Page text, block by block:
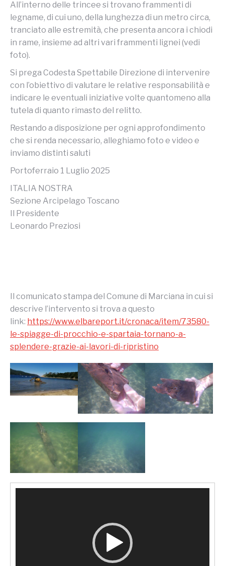
All’interno delle trincee si trovano frammenti di
legname, di cui uno, della lunghezza di un metro circa,
tranciato alle estremità, che presenta ancora i chiodi
in rame, insieme ad altri vari frammenti lignei (vedi
foto).
Si prega Codesta Spettabile Direzione di intervenire
con l’obiettivo di valutare le relative responsabilità e
indicare le eventuali iniziative volte quantomeno alla
tutela di quanto rimasto del relitto.
Restando a disposizione per ogni approfondimento
che si renda necessario, alleghiamo foto e video e
inviamo distinti saluti
Portoferraio 1 Luglio 2025
ITALIA NOSTRA
Sezione Arcipelago Toscano
Il Presidente
Leonardo Preziosi
Il comunicato stampa del Comune di Marciana in cui si
descrive l’intervento si trova a questo
link: https://www.elbareport.it/cronaca/item/73580-
le-spiagge-di-procchio-e-spartaia-tornano-a-
splendere-grazie-ai-lavori-di-ripristino